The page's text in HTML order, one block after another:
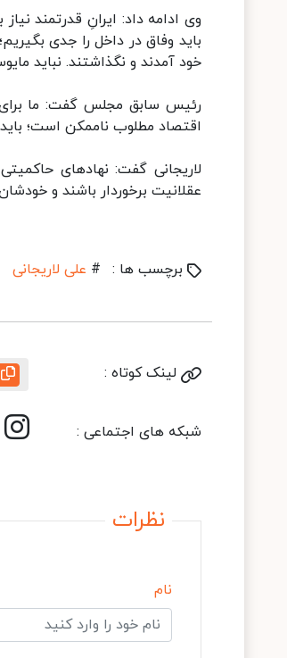
وی ادامه داد: ایرانِ قدرتمند
باید وفاق در داخل را جدی
خود آمدند و نگذاشتند. نباید
رئیس سابق مجلس گفت: ما برای
اقتصاد مطلوب ناممکن است؛
لاریجانی گفت: نهادهای
عقلانیت برخوردار باشند و
برچسب ها : # علی لاریجانی
لینک کوتاه :
شبکه های اجتماعی :
نظرات
نام